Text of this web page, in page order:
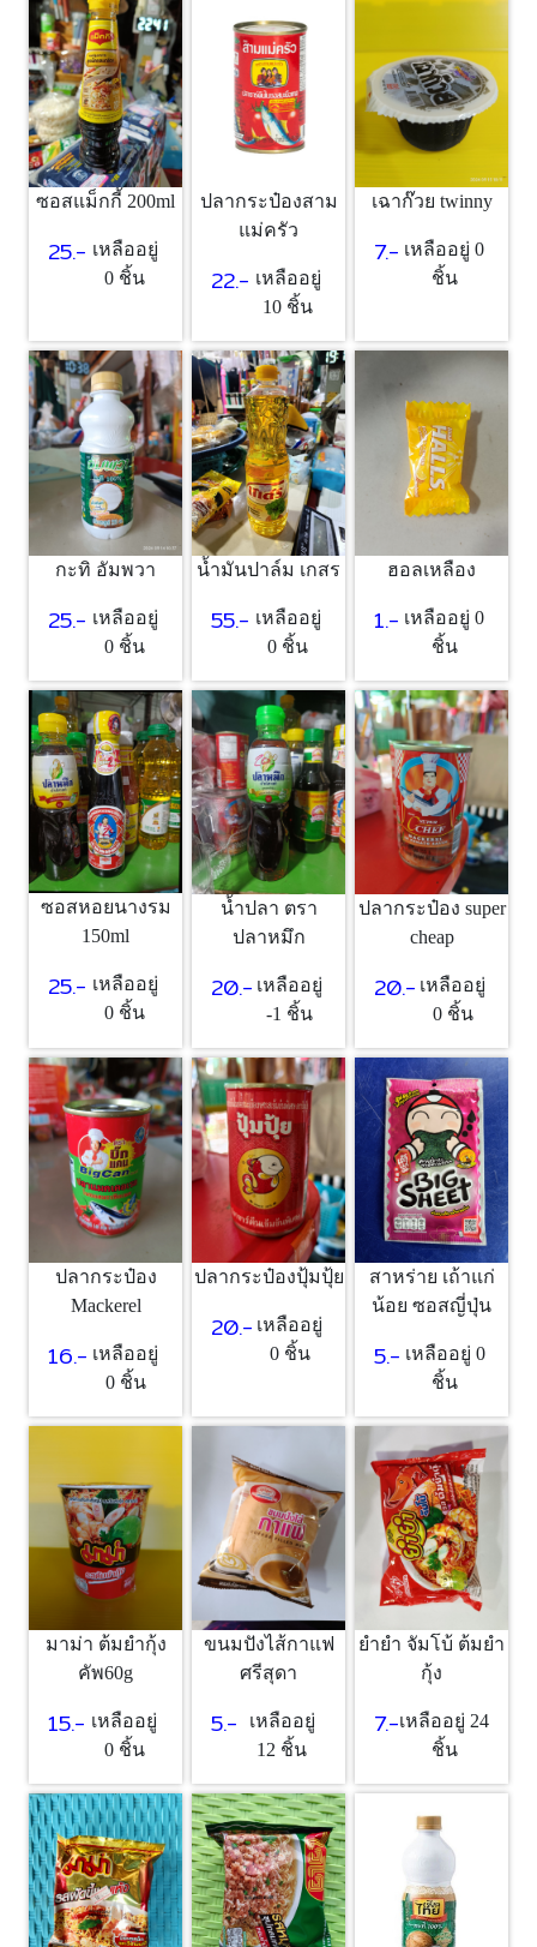
ซอสแม็กกี้ 200ml
25.- เหลืออยู่
0 ชิ้น
ปลากระป๋องสาม
แม่ครัว
22.- เหลืออยู่
10 ชิ้น
เฉาก๊วย twinny
7.- เหลืออยู่ 0
ชิ้น
กะทิ อัมพวา
25.- เหลืออยู่
0 ชิ้น
น้ำมันปาล์ม เกสร
55.- เหลืออยู่
0 ชิ้น
ฮอลเหลือง
1.- เหลืออยู่ 0
ชิ้น
ซอสหอยนางรม
150ml
25.- เหลืออยู่
0 ชิ้น
น้ำปลา ตรา
ปลาหมึก
20.- เหลืออยู่
-1 ชิ้น
ปลากระป๋อง super
cheap
20.- เหลืออยู่
0 ชิ้น
ปลากระป๋อง
Mackerel
16.- เหลืออยู่
0 ชิ้น
ปลากระป๋องปุ้มปุ้ย
20.- เหลืออยู่
0 ชิ้น
สาหร่าย เถ้าแก่
น้อย ซอสญี่ปุ่น
5.- เหลืออยู่ 0
ชิ้น
มาม่า ต้มยำกุ้ง
คัพ60g
15.- เหลืออยู่
0 ชิ้น
ขนมปังไส้กาแฟ
ศรีสุดา
5.-
เหลืออยู่
12 ชิ้น
ยำยำ จัมโบ้ ต้มยำ
กุ้ง
7.-เหลืออยู่ 24
ชิ้น